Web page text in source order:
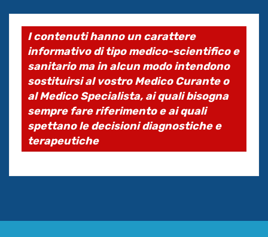
I contenuti hanno un carattere
informativo di tipo medico-scientifico e
sanitario ma in alcun modo intendono
sostituirsi al vostro Medico Curante o
al Medico Specialista, ai quali bisogna
sempre fare riferimento e ai quali
spettano le decisioni diagnostiche e
terapeutiche